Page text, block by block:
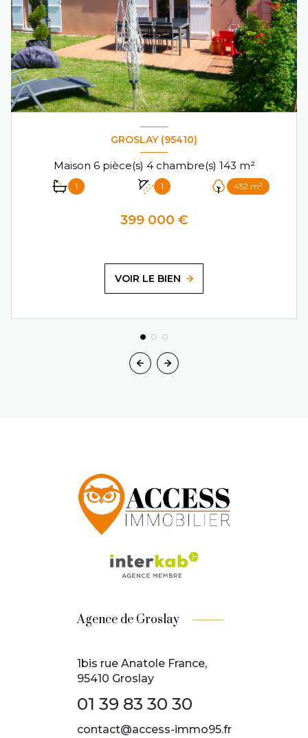
GROSLAY (95410)
Maison 6 pièce(s) 4 chambre(s) 143 m²
1 1 452 m²
399 000 €
VOIR LE BIEN
Agence de Groslay
1bis rue Anatole France,
95410 Groslay
01 39 83 30 30
contact@access-immo95.fr